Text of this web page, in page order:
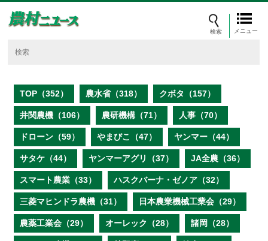
メニュー
TOP（352） 農水省（318） クボタ（157）
井関農機（106） 農研機構（71） 人事（70）
ドローン（59） やまびこ（47） ヤンマー（44）
サタケ（44） ヤンマーアグリ（37） JA全農（36）
スマート農業（33） ハスクバーナ・ゼノア（32）
三菱マヒンドラ農機（31） 日本農業機械工業会（29）
農薬工業会（29） オーレック（28） 諸岡（28）